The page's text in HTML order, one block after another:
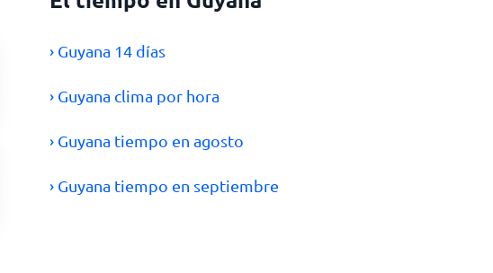
› Guyana 14 días
› Guyana clima por hora
› Guyana tiempo en agosto
› Guyana tiempo en septiembre